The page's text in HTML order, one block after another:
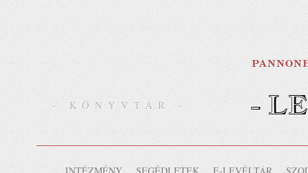
- KÖNYVTÁR - -